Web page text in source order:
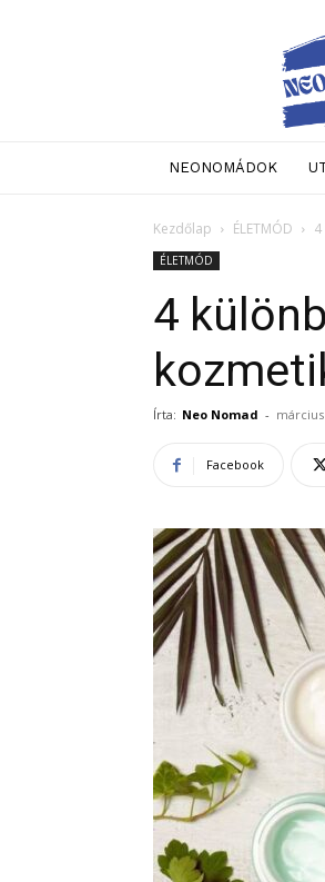
NEONOMÁDOK
Kezdőlap ÉLETMÓD
ÉLETMÓD
4
Írta: Neo Nomad - március
Facebook